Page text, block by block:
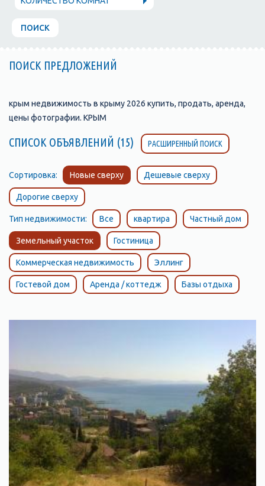
ПОИСК
ПОИСК ПРЕДЛОЖЕНИЙ
крым недвижимость в крыму 2026 купить, продать, аренда,
цены фотографии. КРЫМ
СПИСОК ОБЪЯВЛЕНИЙ (15) РАСШИРЕННЫЙ ПОИСК
Сортировка: Новые сверху Дешевые сверху
Дорогие сверху
Тип недвижимости: Все квартира Частный дом
Земельный участок Гостиница
Коммерческая недвижимость Эллинг
Гостевой дом Аренда / коттедж Базы отдыха